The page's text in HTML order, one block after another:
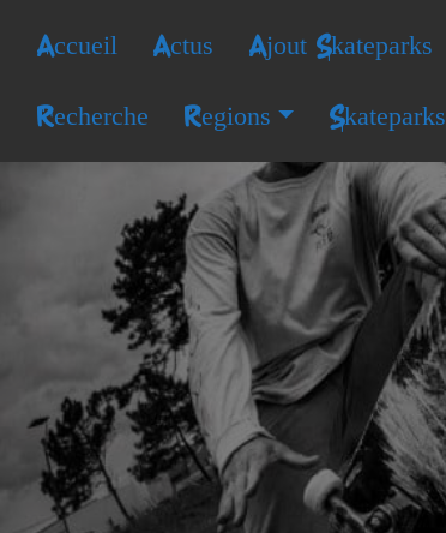
Accueil Actus Ajout Skateparks
Recherche Regions Skateparks